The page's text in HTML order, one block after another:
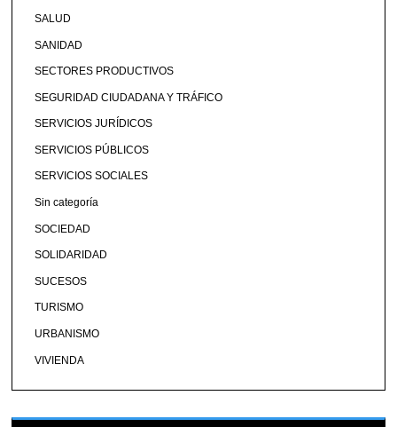
SALUD
SANIDAD
SECTORES PRODUCTIVOS
SEGURIDAD CIUDADANA Y TRÁFICO
SERVICIOS JURÍDICOS
SERVICIOS PÚBLICOS
SERVICIOS SOCIALES
Sin categoría
SOCIEDAD
SOLIDARIDAD
SUCESOS
TURISMO
URBANISMO
VIVIENDA